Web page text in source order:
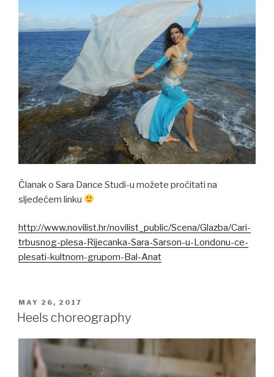
Članak o Sara Dance Studi-u možete pročitati na
sljedećem linku
http://www.novilist.hr/novilist_public/Scena/Glazba/Cari-
trbusnog-plesa-Rijecanka-Sara-Sarson-u-Londonu-ce-
plesati-kultnom-grupom-Bal-Anat
POSTED
ON
MAY 26, 2017
Heels choreography